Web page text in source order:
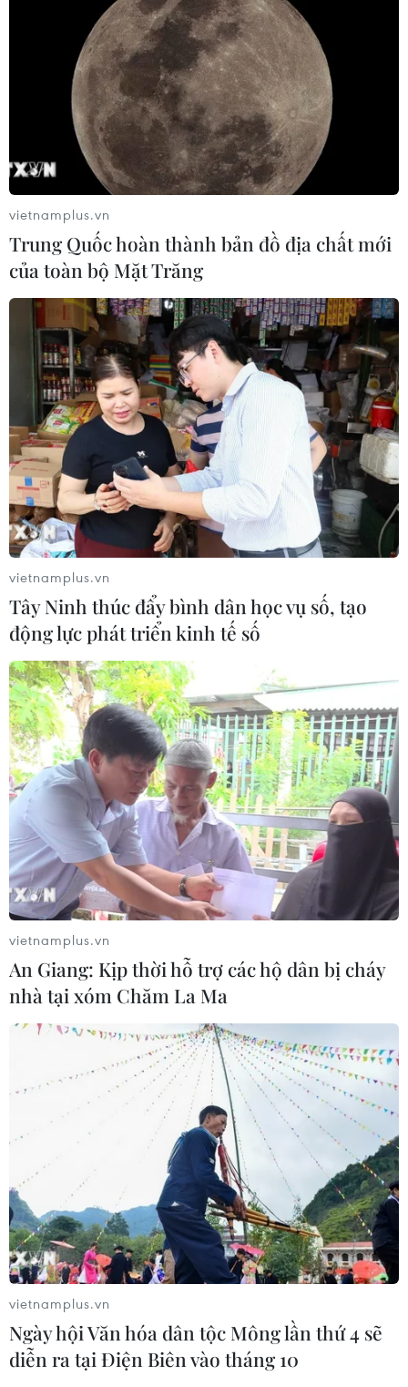
vietnamplus.vn
Trung Quốc hoàn thành bản đồ địa chất mới
của toàn bộ Mặt Trăng
vietnamplus.vn
Tây Ninh thúc đẩy bình dân học vụ số, tạo
động lực phát triển kinh tế số
vietnamplus.vn
An Giang: Kịp thời hỗ trợ các hộ dân bị cháy
nhà tại xóm Chăm La Ma
vietnamplus.vn
Ngày hội Văn hóa dân tộc Mông lần thứ 4 sẽ
diễn ra tại Điện Biên vào tháng 10